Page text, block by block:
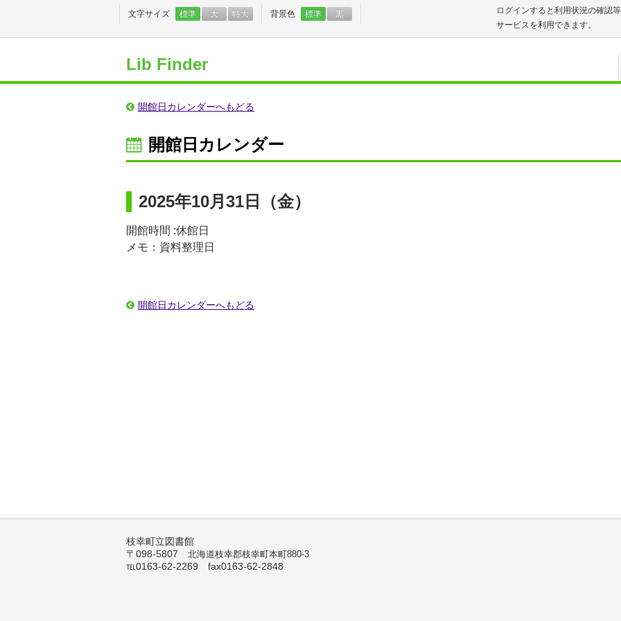
ログインすると利用状況の確認
サービスを利用できます。
文字サイズ 標準 大 特大 背景色 標準 黒
Lib Finder
開館日カレンダーへもどる
開館日カレンダー
2025年10月31日（金）
開館時間 :休館日
メモ：資料整理日
開館日カレンダーへもどる
枝幸町立図書館
〒098-5807 北海道枝幸郡枝幸町本町880-3
℡0163-62-2269 fax0163-62-2848